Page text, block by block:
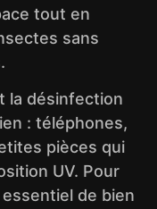
tout en
sans
la désinfection
: téléphones,
pièces qui
UV. Pour
de bien